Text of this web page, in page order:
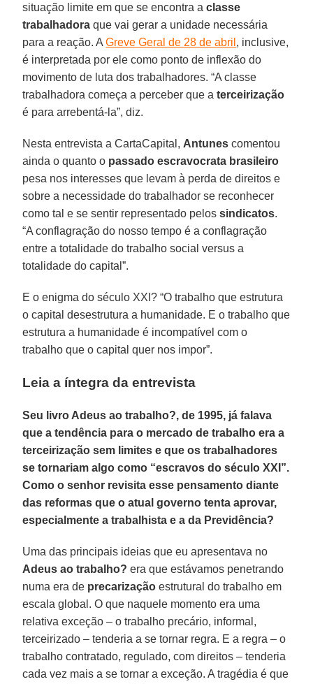
situação limite em que se encontra aclasse
trabalhadora que vai gerar a unidade necessária
para a reação. AGreve Geral de 28 de abril , inclusive,
é interpretada por ele como ponto de inflexão do
movimento de luta dos trabalhadores. “A classe
trabalhadora começa a perceber que aterceirização
é para arrebentá-la”, diz.
Nesta entrevista a CartaCapital, Antunes comentou
ainda o quanto o passado escravocrata brasileiro
pesa nos interesses que levam à perda de direitos e
sobre a necessidade do trabalhador se reconhecer
como tal e se sentir representado pelossindicatos.
“A conflagração do nosso tempo é a conflagração
entre a totalidade do trabalho social versus a
totalidade do capital”.
E o enigma do século XXI? “O trabalho que estrutura
o capital desestrutura a humanidade. E o trabalho que
estrutura a humanidade é incompatível com o
trabalho que o capital quer nos impor”.
Leia a íntegra da entrevista
Seu livro Adeus ao trabalho?, de 1995, já falava
que a tendência para o mercado de trabalho era a
terceirização sem limites e que os trabalhadores
se tornariam algo como “escravos do século XXI”.
Como o senhor revisita esse pensamento diante
das reformas que o atual governo tenta aprovar,
especialmente a trabalhista e a da Previdência?
Uma das principais ideias que eu apresentava no
Adeus ao trabalho? era que estávamos penetrando
numa era de precarização estrutural do trabalho em
escala global. O que naquele momento era uma
relativa exceção – o trabalho precário, informal,
terceirizado – tenderia a se tornar regra. E a regra – o
trabalho contratado, regulado, com direitos – tenderia
cada vez mais a se tornar a exceção. A tragédia é que